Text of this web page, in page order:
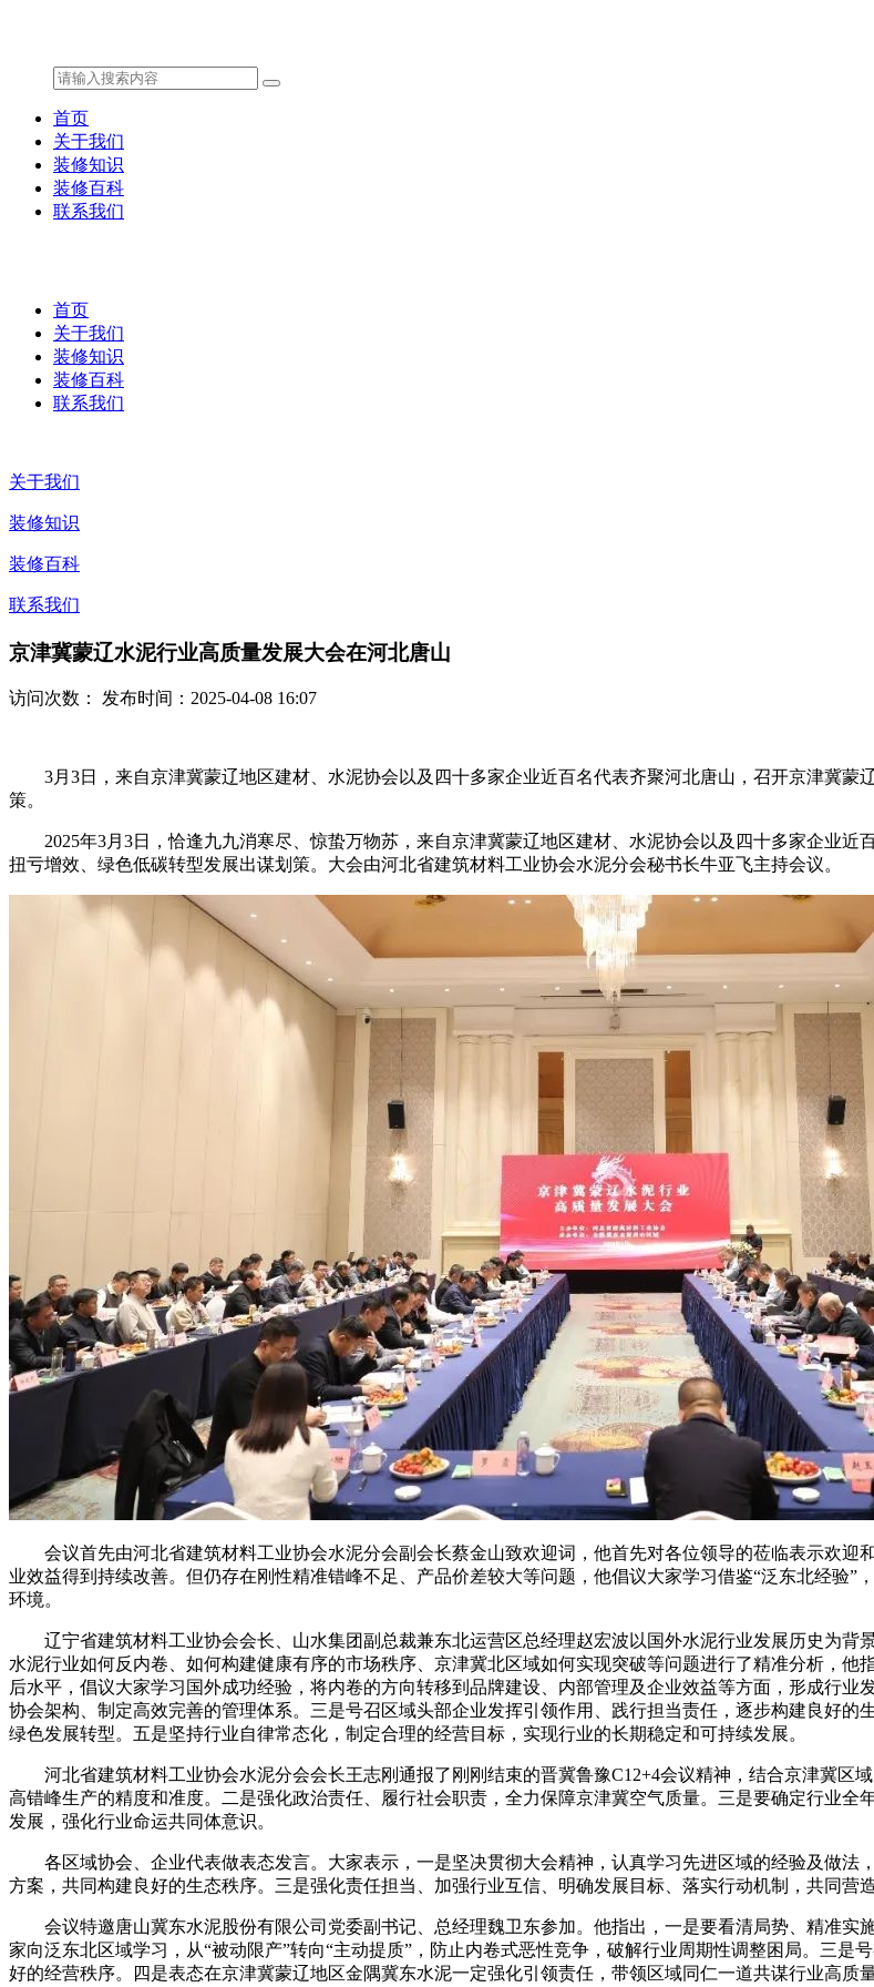
首页
关于我们
装修知识
装修百科
联系我们
首页
关于我们
装修知识
装修百科
联系我们
关于我们
装修知识
装修百科
联系我们
京津冀蒙辽水泥行业高质量发展大会在河北唐山
访问次数： 发布时间：2025-04-08 16:07
3月3日，来自京津冀蒙辽地区建材、水泥协会以及四十多家企业近百名代表齐聚河北唐山，召开京津冀蒙
策。
2025年3月3日，恰逢九九消寒尽、惊蛰万物苏，来自京津冀蒙辽地区建材、水泥协会以及四十多家企业近
扭亏增效、绿色低碳转型发展出谋划策。大会由河北省建筑材料工业协会水泥分会秘书长牛亚飞主持会议。
会议首先由河北省建筑材料工业协会水泥分会副会长蔡金山致欢迎词，他首先对各位领导的莅临表示欢迎
业效益得到持续改善。但仍存在刚性精准错峰不足、产品价差较大等问题，他倡议大家学习借鉴“泛东北经验
环境。
辽宁省建筑材料工业协会会长、山水集团副总裁兼东北运营区总经理赵宏波以国外水泥行业发展历史为背
水泥行业如何反内卷、如何构建健康有序的市场秩序、京津冀北区域如何实现突破等问题进行了精准分析，
后水平，倡议大家学习国外成功经验，将内卷的方向转移到品牌建设、内部管理及企业效益等方面，形成行
协会架构、制定高效完善的管理体系。三是号召区域头部企业发挥引领作用、践行担当责任，逐步构建良好
绿色发展转型。五是坚持行业自律常态化，制定合理的经营目标，实现行业的长期稳定和可持续发展。
河北省建筑材料工业协会水泥分会会长王志刚通报了刚刚结束的晋冀鲁豫C12+4会议精神，结合京津冀区
高错峰生产的精度和准度。二是强化政治责任、履行社会职责，全力保障京津冀空气质量。三是要确定行业
发展，强化行业命运共同体意识。
各区域协会、企业代表做表态发言。大家表示，一是坚决贯彻大会精神，认真学习先进区域的经验及做法
方案，共同构建良好的生态秩序。三是强化责任担当、加强行业互信、明确发展目标、落实行动机制，共同营
会议特邀唐山冀东水泥股份有限公司党委副书记、总经理魏卫东参加。他指出，一是要看清局势、精准实
家向泛东北区域学习，从“被动限产”转向“主动提质”，防止内卷式恶性竞争，破解行业周期性调整困局。三
好的经营秩序。四是表态在京津冀蒙辽地区金隅冀东水泥一定强化引领责任，带领区域同仁一道共谋行业高质量